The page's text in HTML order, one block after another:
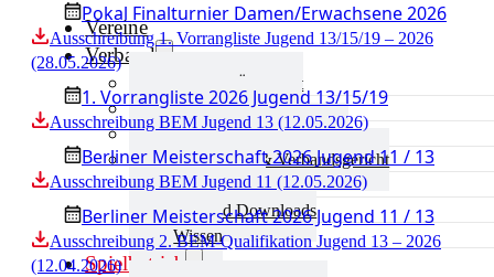
Vereine
Verband
Verband Übersicht
Aktuelles Verband
Präsidium & Funktionäre
Ausschüsse & Verbandsgericht
Kinderschutz
Verband Downloads
Wissen
Spielbetrieb
Pokal Finalturnier Damen/Erwachsene 2026
Ausschreibung 1. Vorrangliste Jugend 13/15/19 – 2026
(28.05.2026)
1. Vorrangliste 2026 Jugend 13/15/19
Ausschreibung BEM Jugend 13 (12.05.2026)
Berliner Meisterschaft 2026 Jugend 11 / 13
Ausschreibung BEM Jugend 11 (12.05.2026)
Berliner Meisterschaft 2026 Jugend 11 / 13
Ausschreibung 2. BEM-Qualifikation Jugend 13 – 2026
(12.04.2026)